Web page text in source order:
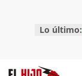
contenido
Lo último: